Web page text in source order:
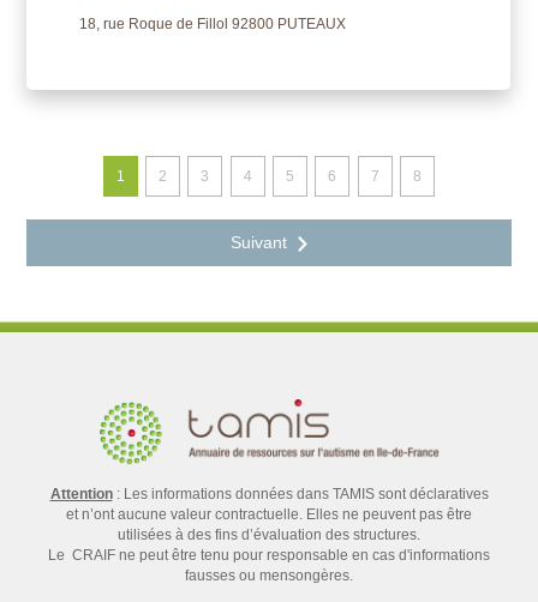
18, rue Roque de Fillol 92800 PUTEAUX
1 2 3 4 5 6 7 8
Attention: Les informations données dans TAMIS sont déclaratives
et n’ont aucune valeur contractuelle. Elles ne peuvent pas être
utilisées à des fins d’évaluation des structures.
Le CRAIF ne peut être tenu pour responsable en cas d'informations
fausses ou mensongères.